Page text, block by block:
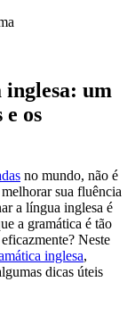
um
os
no mundo, não é
melhorar sua fluência
a língua inglesa é
a gramática é tão
Neste
inglesa,
dicas úteis